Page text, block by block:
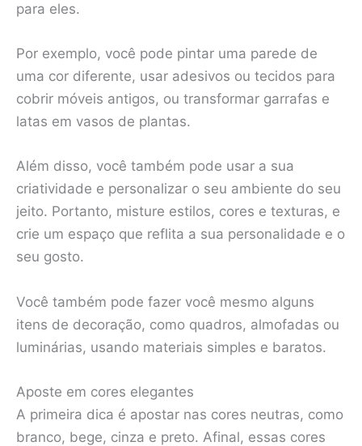
para eles.
Por exemplo, você pode pintar uma parede de
uma cor diferente, usar adesivos ou tecidos para
cobrir móveis antigos, ou transformar garrafas e
latas em vasos de plantas.
Além disso, você também pode usar a sua
criatividade e personalizar o seu ambiente do seu
jeito. Portanto, misture estilos, cores e texturas, e
crie um espaço que reflita a sua personalidade e o
seu gosto.
Você também pode fazer você mesmo alguns
itens de decoração, como quadros, almofadas ou
luminárias, usando materiais simples e baratos.
Aposte em cores elegantes
A primeira dica é apostar nas cores neutras, como
branco, bege, cinza e preto. Afinal, essas cores